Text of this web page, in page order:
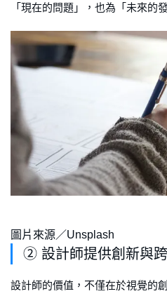
「現在的問題」，也為「未來的
圖片來源／Unsplash
② 設計師提供創新與
設計師的價值，不僅在於視覺的